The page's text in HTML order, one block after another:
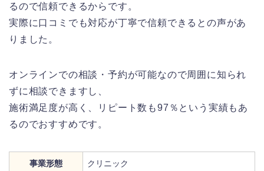
るので信頼できるからです。
実際に口コミでも対応が丁寧で信頼できるとの声があ
りました。
オンラインでの相談・予約が可能なので周囲に知られ
ずに相談できますし、
施術満足度が高く、リピート数も97％という実績もあ
るのでおすすめです。
事業形態 クリニック